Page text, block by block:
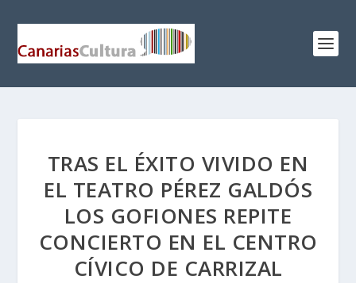
TRAS EL ÉXITO VIVIDO EN
EL TEATRO PÉREZ GALDÓS
LOS GOFIONES REPITE
CONCIERTO EN EL CENTRO
CÍVICO DE CARRIZAL